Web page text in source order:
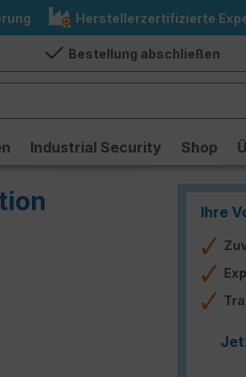
Herstellerzertifizierte
Bestellung abschließen
Industrial Security Shop
Ihre